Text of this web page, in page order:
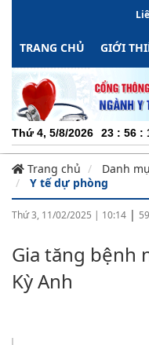
TRANG CHỦ GIỚI
Thứ 4, 5/8/2026 23 : 56 :
Trang chủ Danh
Y tế dự phòng
Thứ 3, 11/02/2025 | 10:14 |
Gia tăng bệnh
Kỳ Anh